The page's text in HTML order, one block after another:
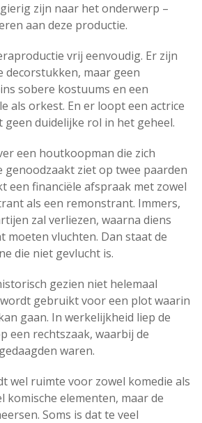
zijn naar het onderwerp –
aan deze productie.
vrij eenvoudig. Er zijn
decorstukken, maar geen
sobere kostuums en een
als orkest. En er loopt een actrice
geen duidelijke rol in het geheel.
een houtkoopman die zich
genoodzaakt ziet op twee paarden
een financiële afspraak met zowel
als een remonstrant. Immers,
zal verliezen, waarna diens
moeten vluchten. Dan staat de
die niet gevlucht is.
gezien niet helemaal
gebruikt voor een plot waarin
gaan. In werkelijkheid liep de
een rechtszaak, waarbij de
waren.
wel ruimte voor zowel komedie als
komische elementen, maar de
Soms is dat te veel